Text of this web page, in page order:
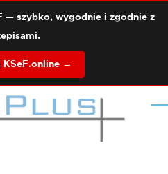
— szybko, wygodnie i zgodnie z
→